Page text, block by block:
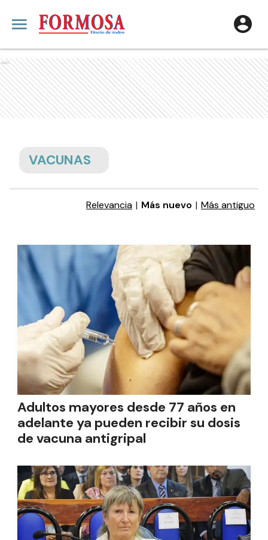
Ads
VACUNAS
Relevancia | Más nuevo | Más antiguo
Adultos mayores desde 77 años en
adelante ya pueden recibir su dosis
de vacuna antigripal